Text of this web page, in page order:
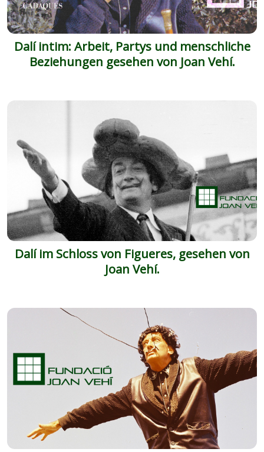
Dalí intim: Arbeit, Partys und menschliche
Beziehungen gesehen von Joan Vehí.
Dalí im Schloss von Figueres, gesehen von
Joan Vehí.